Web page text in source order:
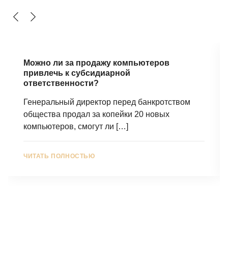
Можно ли за продажу компьютеров
привлечь к субсидиарной
ответственности?
Генеральный директор перед банкротством
общества продал за копейки 20 новых
компьютеров, смогут ли […]
ЧИТАТЬ ПОЛНОСТЬЮ